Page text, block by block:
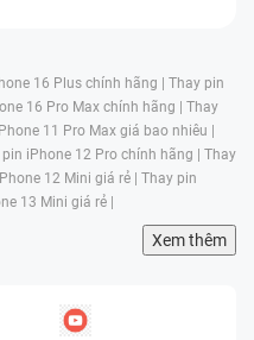
16 Plus chính hãng | Thay pin
16 Pro Max chính hãng | Thay
11 Pro Max giá bao nhiêu |
iPhone 12 Pro chính hãng | Thay
12 Mini giá rẻ | Thay pin
13 Mini giá rẻ |
Xem thêm